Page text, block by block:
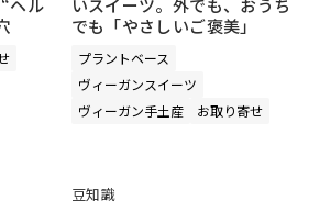
ヘル
いスイーツ。外でも、おうち
でも「やさしいご褒美」
プラントベース
ヴィーガンスイーツ
ヴィーガン手土産
お取り寄せ
豆知識